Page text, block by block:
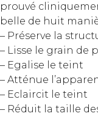
prouvé
belle de huit
– Préserve la
– Lisse le grain de
– Egalise le teint
– Atténue
– Eclaircit le teint
– Réduit la taille